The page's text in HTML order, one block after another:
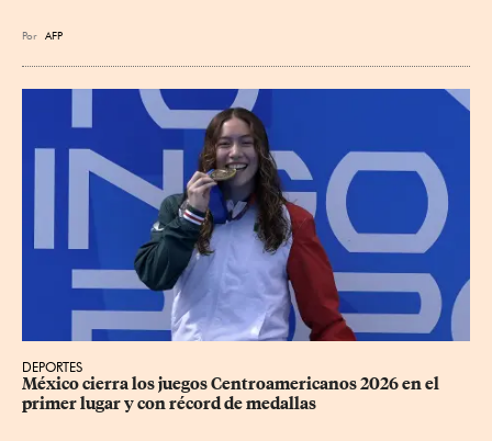
Por AFP
DEPORTES
México cierra los juegos Centroamericanos 2026 en el
primer lugar y con récord de medallas